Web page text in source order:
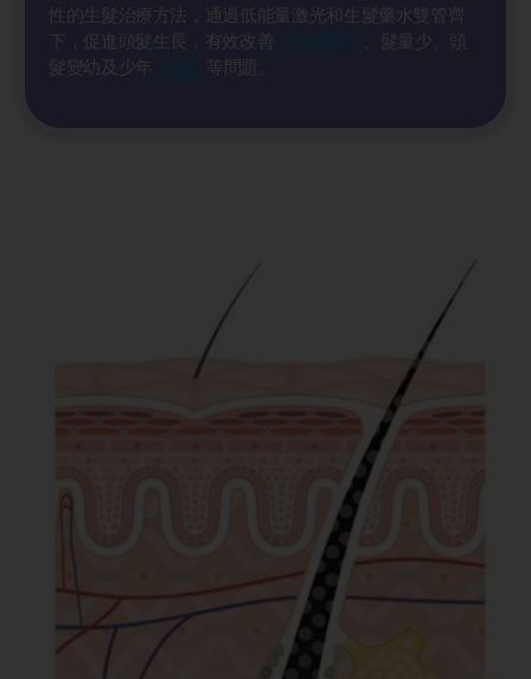
性的生髮治療方法，通過低能量激光和生髮藥水雙管齊
下，促進頭髮生長，有效改善
、髮量少、頭
髮變幼及少年
等問題。